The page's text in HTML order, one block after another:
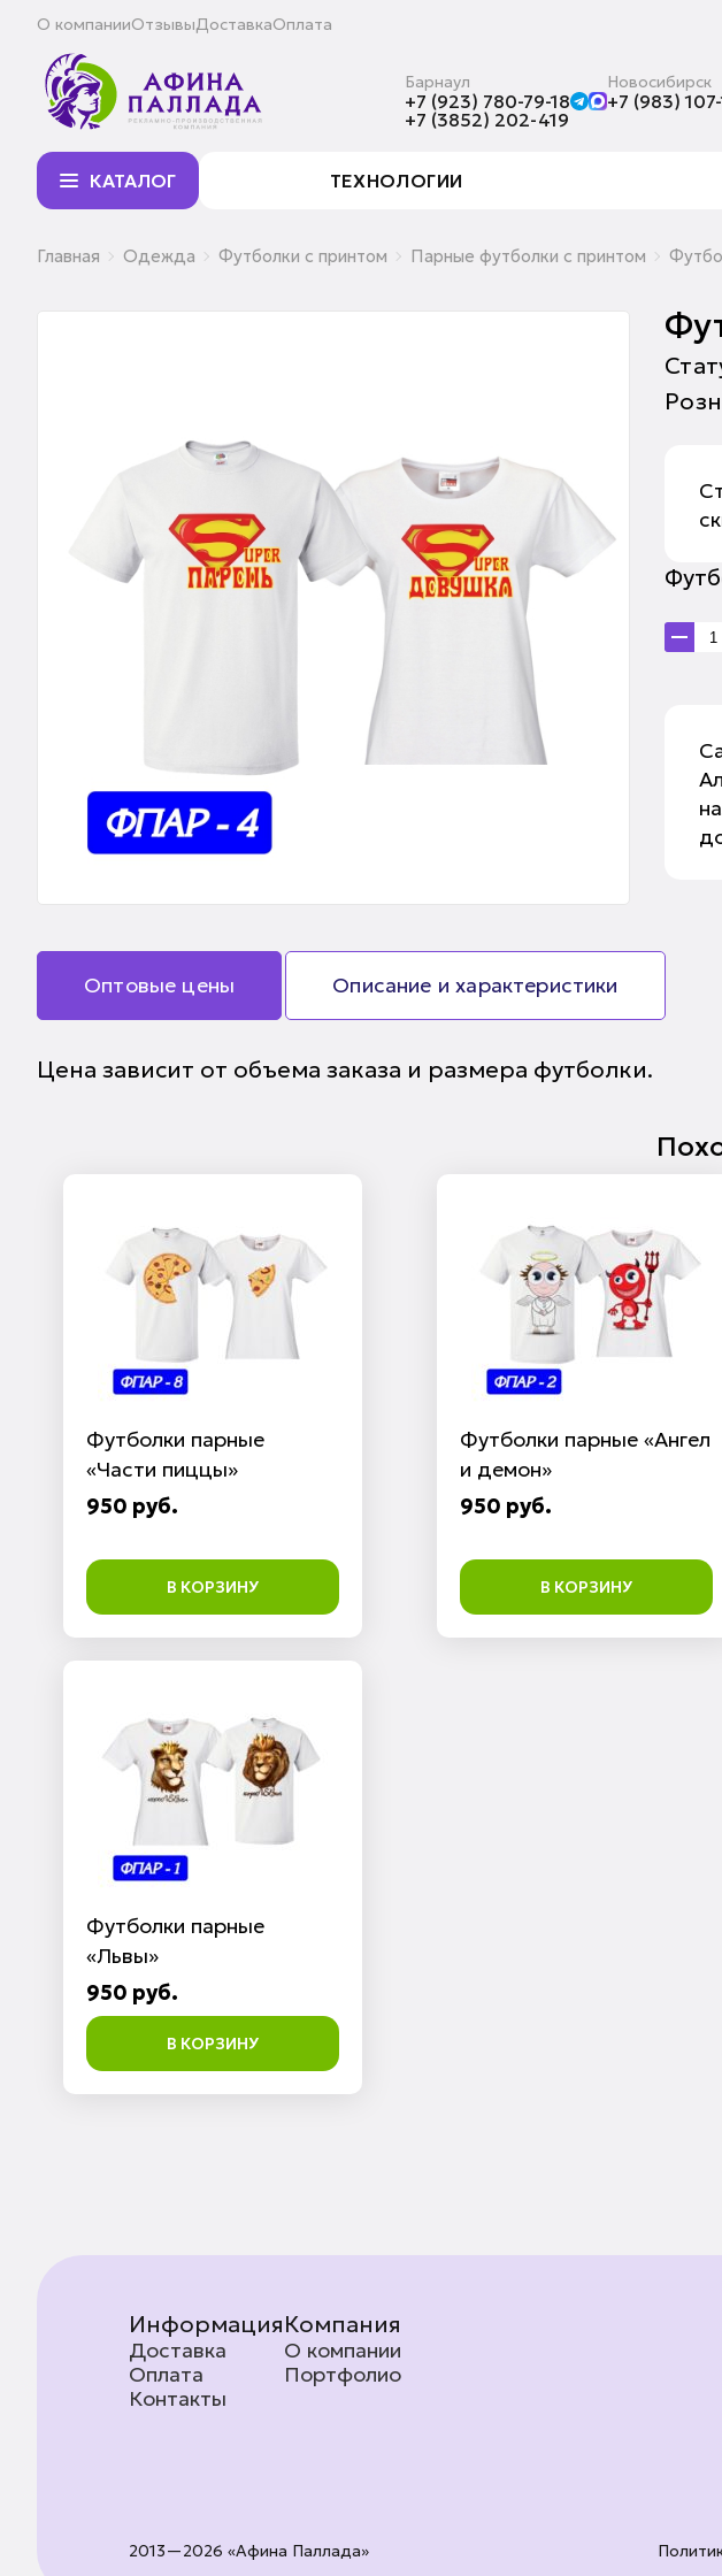
О компанииОтзывыДоставкаОплата
Барнаул
+7 (923) 780-79-18
+7 (3852) 202-419
Новосибирск
+7 (983)
КАТАЛОГ ТЕХНОЛОГИИ
Главная Одежда Футболки с принтом Парные футболки с принтом
Оптовые цены Описание и характеристики
Цена зависит от объема заказа и размера футболки.
Футболки парные
«Части пиццы»
950 руб.
В КОРЗИНУ
Футболки парные «Ангел
и демон»
950 руб.
В КОРЗИНУ
Футболки парные
«Львы»
950 руб.
В КОРЗИНУ
Информация
Доставка
Оплата
Контакты
Компания
О компании
Портфолио
2013—2026 «Афина Паллада»